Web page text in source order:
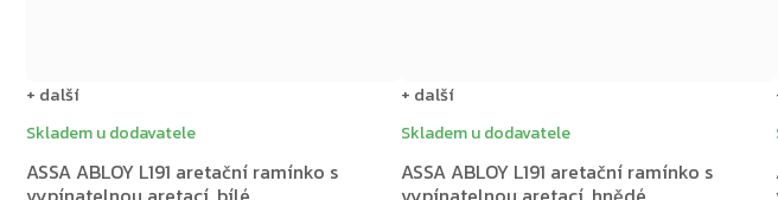
ASSA ABLOY L191 aretační ramínko s
Skladem u dodavatele
+ další
ASSA ABLOY L191 aretační ramínko s
Skladem u dodavatele
+ další